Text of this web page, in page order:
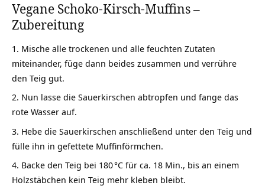
Vegane Schoko-Kirsch-Muffins –
Zubereitung
Mische alle trockenen und alle feuchten Zutaten
miteinander, füge dann beides zusammen und verrühre
den Teig gut.
Nun lasse die Sauerkirschen abtropfen und fange das
rote Wasser auf.
Hebe die Sauerkirschen anschließend unter den Teig und
fülle ihn in gefettete Muffinförmchen.
Backe den Teig bei 180 °C für ca. 18 Min., bis an einem
Holzstäbchen kein Teig mehr kleben bleibt.